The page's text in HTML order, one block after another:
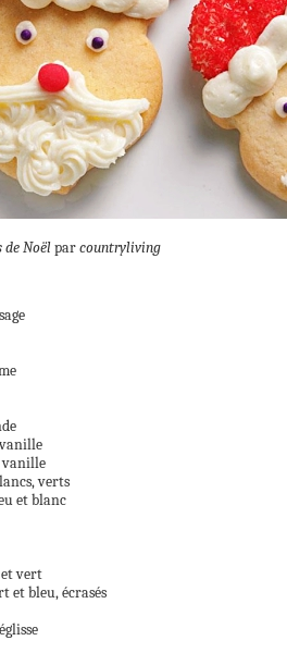
de Noëlparcountryliving
vanille
verts
et blanc
et vert
et bleu, écrasés